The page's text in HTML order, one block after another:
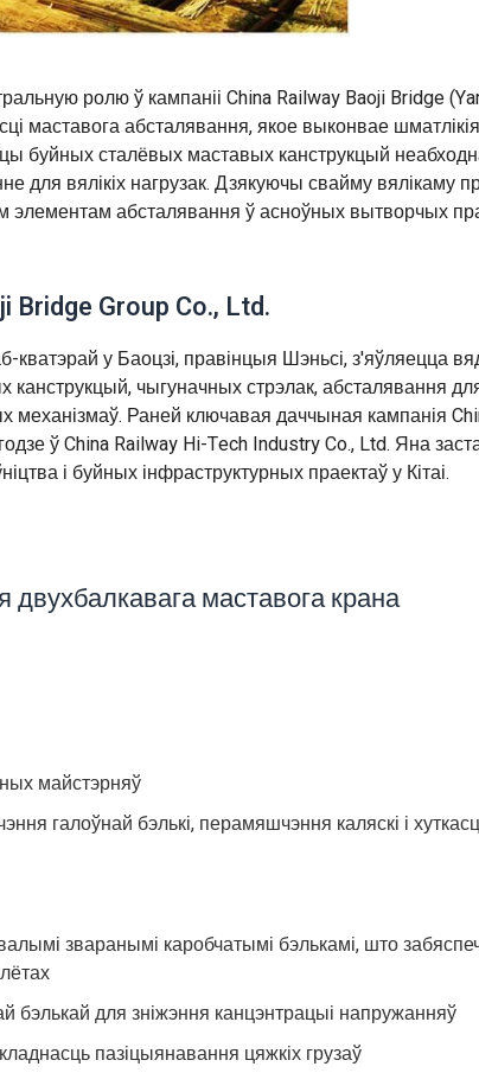
ролю ў кампаніі China Railway Baoji Bridge
маставога абсталявання, якое выконвае шматлікія
буйных сталёвых маставых канструкцый
вялікіх нагрузак. Дзякуючы свайму вялікаму
элементам абсталявання ў асноўных вытворчых
Bridge Group Co., Ltd.
кватэрай у Баоцзі, правінцыя Шэньсі, з'яўляецца
канструкцый, чыгуначных стрэлак, абсталявання
механізмаў. Раней ключавая даччыная кампанія
ў China Railway Hi-Tech Industry Co., Ltd. Яна
і буйных інфраструктурных праектаў у Кітаі.
двухбалкавага маставога крана
майстэрняў
галоўнай бэлькі, перамяшчэння каляскі і
зваранымі каробчатымі бэлькамі, што
бэлькай для зніжэння канцэнтрацыі напружанняў
пазіцыянавання цяжкіх грузаў